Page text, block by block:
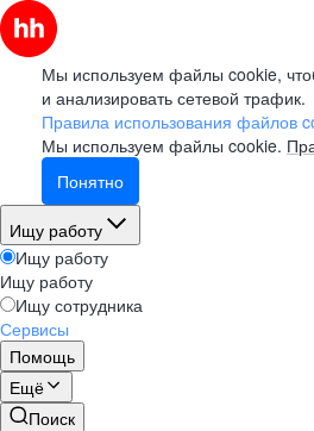
Мы используем файлы cookie,
и анализировать сетевой трафик.
Правила использования файлов
Мы используем файлы cookie.
Понятно
Ищу работу
Ищу работу
Ищу работу
Ищу сотрудника
Сервисы
Помощь
Ещё
Поиск